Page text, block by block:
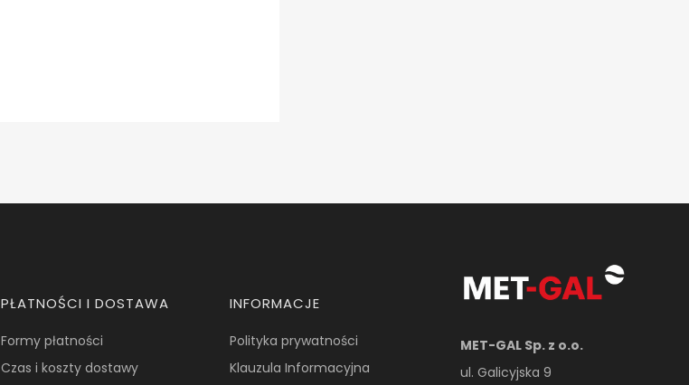
PŁATNOŚCI I DOSTAWA
Formy płatności
Czas i koszty dostawy
INFORMACJE
Polityka prywatności
Klauzula Informacyjna
MET-GAL Sp. z o.o.
ul. Galicyjska 9